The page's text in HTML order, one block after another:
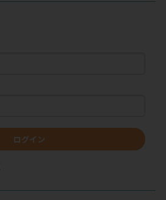
ログイン